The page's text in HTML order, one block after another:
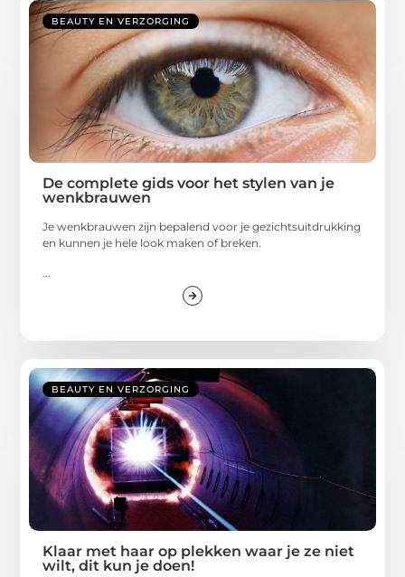
BEAUTY EN VERZORGING
De complete gids voor het stylen van je
wenkbrauwen
Je wenkbrauwen zijn bepalend voor je gezichtsuitdrukking
en kunnen je hele look maken of breken.
BEAUTY EN VERZORGING
Klaar met haar op plekken waar je ze niet
wilt, dit kun je doen!